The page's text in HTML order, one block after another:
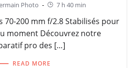
Photo - 7 h 40 min
70-200 mm f/2.8 Stabilisés pour
moment Découvrez notre
pro des […]
READ MORE